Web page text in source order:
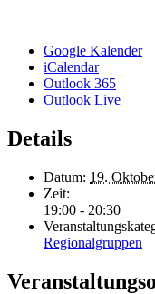
Google Kalender
iCalendar
Outlook 365
Outlook Live
Details
Datum: 19.
Zeit:
19:00 - 20:30
Regionalgruppen